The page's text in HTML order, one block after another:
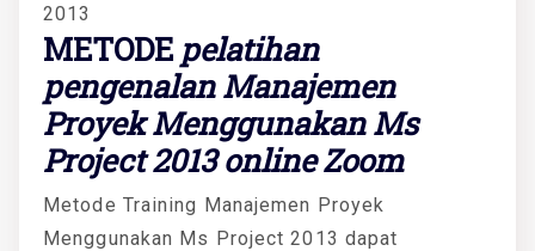
2013
METODE pelatihan
pengenalan Manajemen
Proyek Menggunakan Ms
Project 2013 online Zoom
Metode Training Manajemen Proyek
Menggunakan Ms Project 2013 dapat